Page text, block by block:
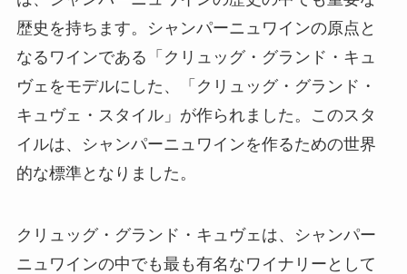
歴史を持ちます。シャンパーニュワインの原点と
なるワインである「クリュッグ・グランド・キュ
ヴェをモデルにした、「クリュッグ・グランド・
キュヴェ・スタイル」が作られました。このスタ
イルは、シャンパーニュワインを作るための世界
的な標準となりました。
クリュッグ・グランド・キュヴェは、シャンパー
ニュワインの中でも最も有名なワイナリーとして